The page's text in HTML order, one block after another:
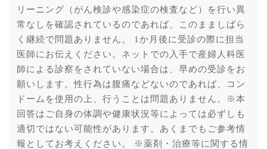
リーニング（がん検診や感染症の検査など）を行い異
常なしを確認されているのであれば、このまましばら
く継続で問題ありません。 1か月後に受診の際に担当
医師にお伝えください。ネットでの入手で産婦人科医
師による診察をされていない場合は、早めの受診をお
願いします。性行為は腹痛などないのであれば、コン
ドームを使用の上、行うことは問題ありません。※本
回答はご自身の体調や健康状況等によっては必ずしも
適切ではない可能性があります。あくまでもご参考情
報としてお考えください。 ※薬剤・治療等に関する情